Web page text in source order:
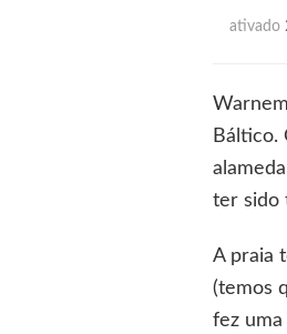
ativado
Báltico.
ter sido
A praia
(temos
fez